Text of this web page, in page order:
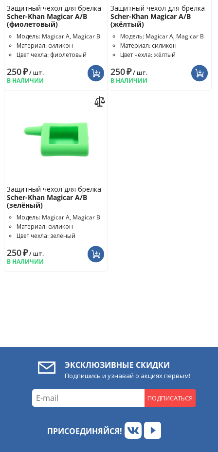
Защитный чехол для брелка
Scher-Khan Magicar A/B
(фиолетовый)
Модель: Magicar A, Magicar B
Материал: силикон
Цвет чехла: фиолетовый
250₽/ шт.
В НАЛИЧИИ
Защитный чехол для брелка
Scher-Khan Magicar A/B
(жёлтый)
Модель: Magicar A, Magicar B
Материал: силикон
Цвет чехла: жёлтый
250₽/ шт.
В НАЛИЧИИ
Защитный чехол для брелка
Scher-Khan Magicar A/B
(зелёный)
Модель: Magicar A, Magicar B
Материал: силикон
Цвет чехла: зелёный
250₽/ шт.
В НАЛИЧИИ
ЭКСКЛЮЗИВНЫЕ СКИДКИ
Подпишись и узнавай о акциях первым!
ПОДПИСАТЬСЯ
ПРИСОЕДИНЯЙСЯ!